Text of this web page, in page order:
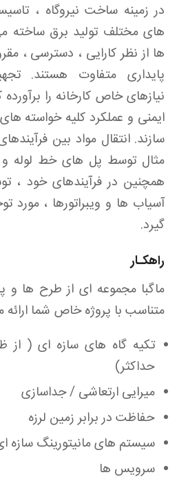
در زمینه ساخت نیروگاه ،
های مختلف تولید برق ساخته
ها از نظر کارایی ، دسترسی ،
پایداری متفاوت هستند.
نیازهای خاص کارخانه را
ایمنی و عملکرد کلیه خواسته های
سازند. انتقال مواد بین
مثال توسط پل های خط لوله و
همچنین در فرآیندهای خود ،
آسیاب ها و ویبراتورها ، مورد
گیرد.
راهکـار
ماگبا مجموعه ای از طرح ها و
متناسب با پروژه خاص شما
تکیه گاه های سازه ای ( از
حداکثر)
میرایی ارتعاشی / جداسازی
حفاظت در برابر زمین لرزه
سیستم های مانیتورینگ سازه
سرویس ها